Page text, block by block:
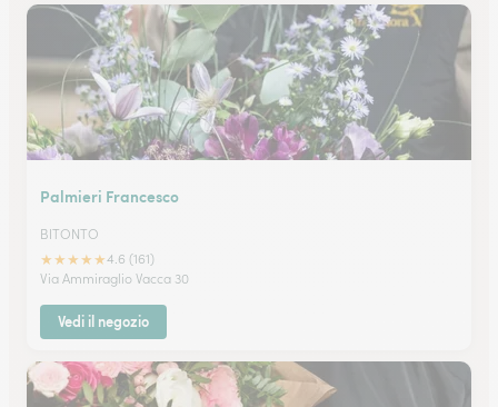
Palmieri Francesco
BITONTO
★★★★★4.6 (161)
Via Ammiraglio Vacca 30
Vedi il negozio